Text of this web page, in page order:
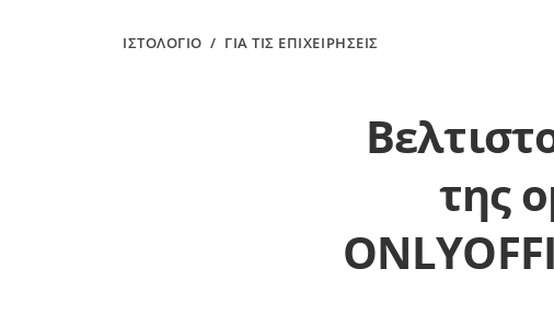
ΙΣΤΟΛΌΓΙΟ / ΓΙΑ ΤΙΣ ΕΠΙΧΕΙΡΉΣΕΙΣ
της